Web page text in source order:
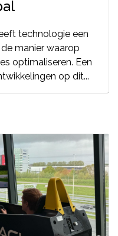
technologie een
manier waarop
optimaliseren. Een
op dit...